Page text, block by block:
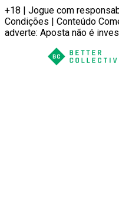
+18 | Jogue com
Condições | Conteúdo
adverte: Aposta não é